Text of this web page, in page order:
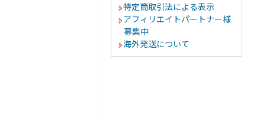
特定商取引法による表示
アフィリエイトパートナー様
募集中
海外発送について